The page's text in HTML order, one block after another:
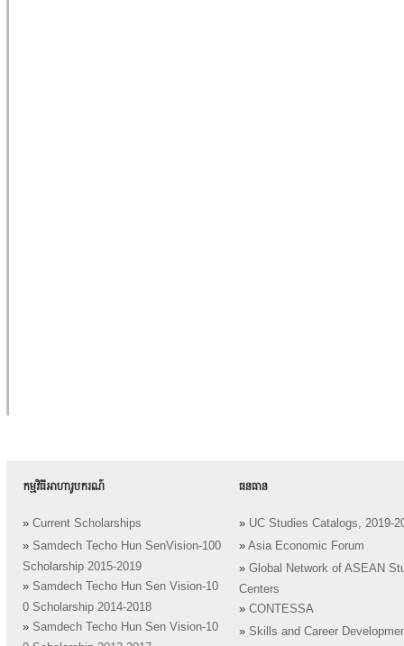
កម្មវិធីអាហារូបករណ៍
» Current Scholarships
» Samdech Techo Hun SenVision-100
Scholarship 2015-2019
» Samdech Techo Hun Sen Vision-10
0 Scholarship 2014-2018
» Samdech Techo Hun Sen Vision-10
ធនធាន
» UC Studies Catalogs, 2019-
» Asia Economic Forum
» Global Network of ASEAN
Centers
» CONTESSA
» Skills and Career